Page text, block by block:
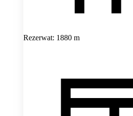
Rezerwat: 1880 m